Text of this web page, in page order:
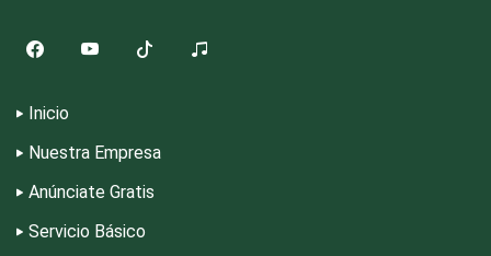
Inicio
Nuestra Empresa
Anúnciate Gratis
Servicio Básico